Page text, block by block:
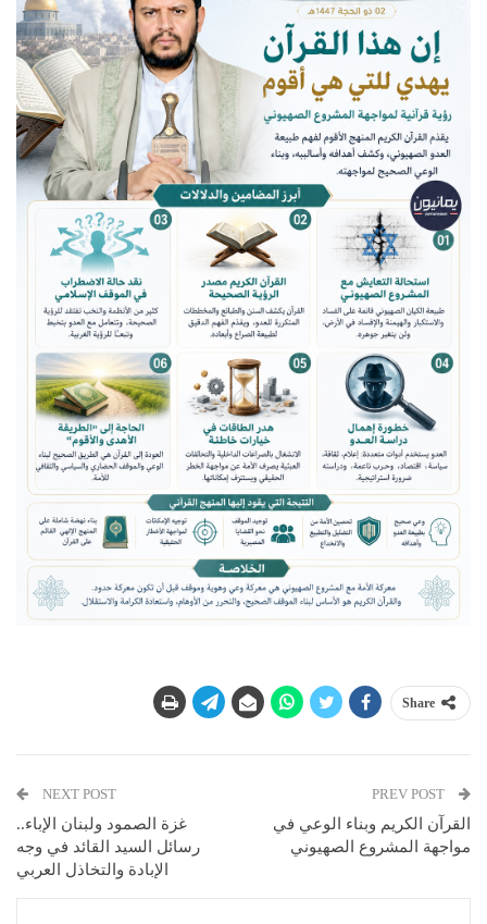
Share
القرآن الكريم وبناء الوعي في
مواجهة المشروع الصهيوني
NEXT POST
غزة الصمود ولبنان الإباء..
رسائل السيد القائد في وجه
الإبادة والتخاذل العربي